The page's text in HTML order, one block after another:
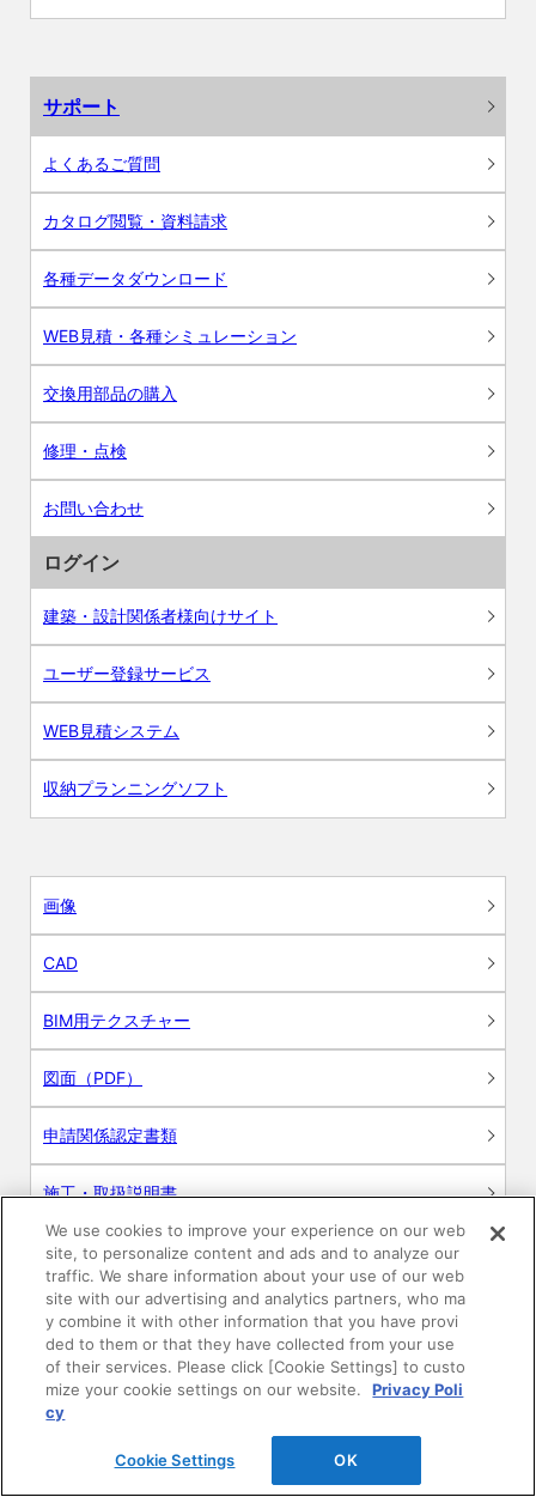
サポート
よくあるご質問
カタログ閲覧・資料請求
各種データダウンロード
WEB見積・各種シミュレーション
交換用部品の購入
修理・点検
お問い合わせ
ログイン
建築・設計関係者様向けサイト
ユーザー登録サービス
WEB見積システム
収納プランニングソフト
画像
CAD
BIM用テクスチャー
図面（PDF）
申請関係認定書類
施工・取扱説明書
動画
シミュレーションツール
24時間換気システム〈エアスマート〉
簡易設計見積ソフト
R&Dセンター環境測定・分析サービス
We use cookies to improve your experience on our web
site, to personalize content and ads and to analyze our
traffic. We share information about your use of our web
site with our advertising and analytics partners, who ma
y combine it with other information that you have provi
ded to them or that they have collected from your use
of their services. Please click [Cookie Settings] to custo
mize your cookie settings on our website.
Privacy Poli
cy
Cookie Settings OK